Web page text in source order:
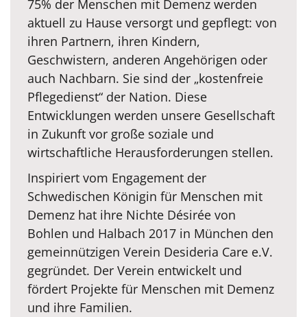
75% der Menschen mit Demenz werden
aktuell zu Hause versorgt und gepflegt: von
ihren Partnern, ihren Kindern,
Geschwistern, anderen Angehörigen oder
auch Nachbarn. Sie sind der „kostenfreie
Pflegedienst“ der Nation. Diese
Entwicklungen werden unsere Gesellschaft
in Zukunft vor große soziale und
wirtschaftliche Herausforderungen stellen.
Inspiriert vom Engagement der
Schwedischen Königin für Menschen mit
Demenz hat ihre Nichte Désirée von
Bohlen und Halbach 2017 in München den
gemeinnützigen Verein Desideria Care e.V.
gegründet. Der Verein entwickelt und
fördert Projekte für Menschen mit Demenz
und ihre Familien.